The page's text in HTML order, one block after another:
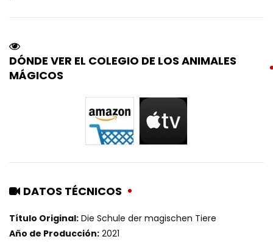
DÓNDE VER EL COLEGIO DE LOS ANIMALES
MÁGICOS
DATOS TÉCNICOS
Título Original: Die Schule der magischen Tiere
Año de Producción: 2021